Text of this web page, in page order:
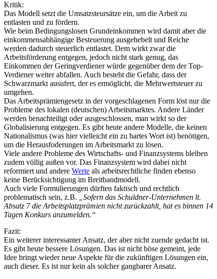
Kritik:
Das Modell setzt die Umsatzsteursätze ein, um die Arbeit zu
entlasten und zu fördern.
Wie beim Bedingungslosen Grundeinkommen wird damit aber die
einkommensabhängige Besteuerung ausgehebelt und Reiche
werden dadurch steuerlich entlastet. Dem wirkt zwar die
Arbeitsförderung entgegen, jedoch nicht stark genug, das
Einkommen der Geringverdiener würde gegenüber dem der Top-
Verdiener weiter abfallen. Auch besteht die Gefahr, dass der
Schwarzmarkt ausufert, der es ermöglicht, die Mehrwertsteuer zu
umgehen.
Das Arbeitsprämiengesetz in der vorgeschlagenen Form löst nur die
Probleme des lokalen (deutschen) Arbeitsmarktes. Andere Länder
werden benachteiligt oder ausgeschlossen, man wirkt so der
Globalisierung entgegen. Es gibt heute andere Modelle, die keinen
Nationalismus (was hier vielleicht ein zu hartes Wort ist) benötigen,
um die Herausfoderungen im Arbeitsmarkt zu lösen.
Viele andere Probleme des Wirtschafts- und Finanzsystems bleiben
zudem völlig außen vor. Das Finanzsystem wird dabei nicht
reformiert und andere Werte als arbeitsrechtliche finden ebenso
keine Berücksichtigung im Breitbandmodell.
Auch viele Formulierungen dürften faktisch und rechtlich
problematisch sein, z.B.
„Sofern das Schuldner-Unternehmen lt.
Absatz 7 die Arbeitsplatzprämien nicht zurückzahlt, hat es binnen 14
Tagen Konkurs anzumelden.“
Fazit:
Ein weiterer interessanter Ansatz, der aber nicht zuende gedacht ist.
Es gibt heute bessere Lösungen. Das ist nicht böse gemeint, jede
Idee bringt wieder neue Aspekte für die zukünftigen Lösungen ein,
auch dieser. Es ist nur kein als solcher gangbarer Ansatz.